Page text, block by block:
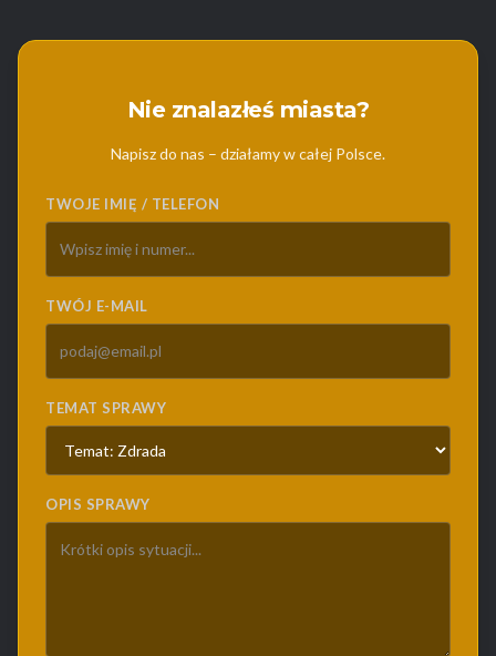
Nie znalazłeś miasta?
Napisz do nas – działamy w całej Polsce.
TWOJE IMIĘ / TELEFON
TWÓJ E-MAIL
TEMAT SPRAWY
OPIS SPRAWY